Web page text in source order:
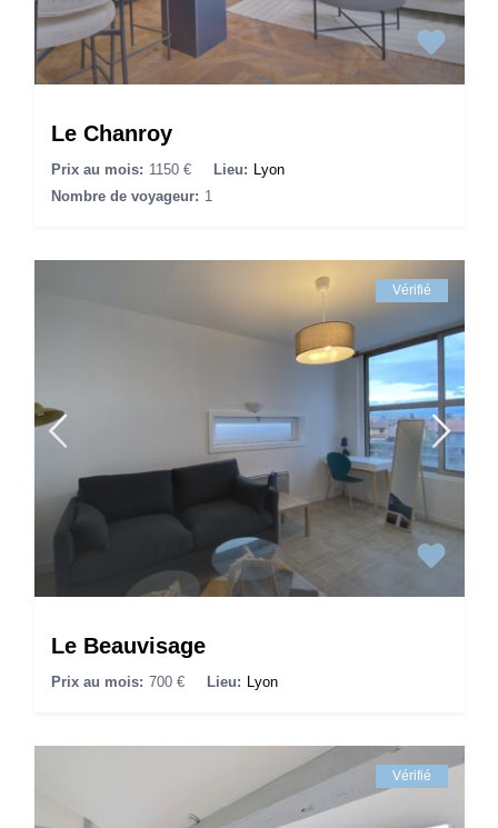
Le Chanroy
Prix au mois: 1150 € Lieu: Lyon
Nombre de voyageur: 1
Vérifié
Le Beauvisage
Prix au mois: 700 € Lieu: Lyon
Vérifié